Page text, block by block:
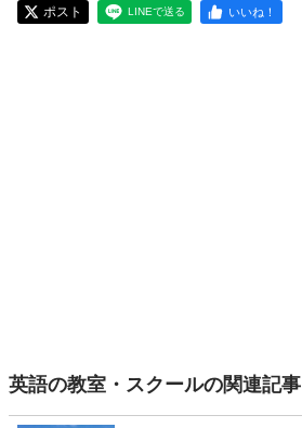
ポスト LINEで送る いいね！
英語の教室・スクールの関連記事